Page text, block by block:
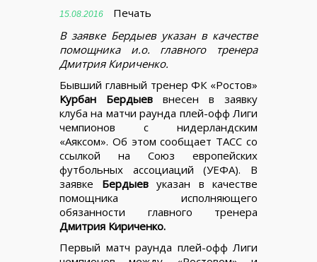
15.08.2016
Печать
В заявке Бердыев указан в качестве
помощника и.о. главного тренера
Дмитрия Кириченко.
Бывший главный тренер ФК «Ростов»
Курбан Бердыев внесен в заявку
клуба на матчи раунда плей-офф Лиги
чемпионов с нидерландским
«Аяксом». Об этом сообщает ТАСС со
ссылкой на Союз европейских
футбольных ассоциаций (УЕФА). В
заявке Бердыевуказан в качестве
помощника исполняющего
обязанности главного тренера
Дмитрия Кириченко.
Первый матч раунда плей-офф Лиги